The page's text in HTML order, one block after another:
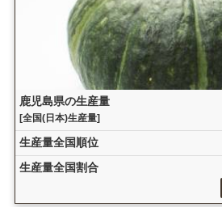
鹿児島県の生産量
[全国(日本)生産量]
生産量全国順位
生産量全国割合